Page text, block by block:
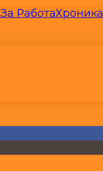
РаботаХроника